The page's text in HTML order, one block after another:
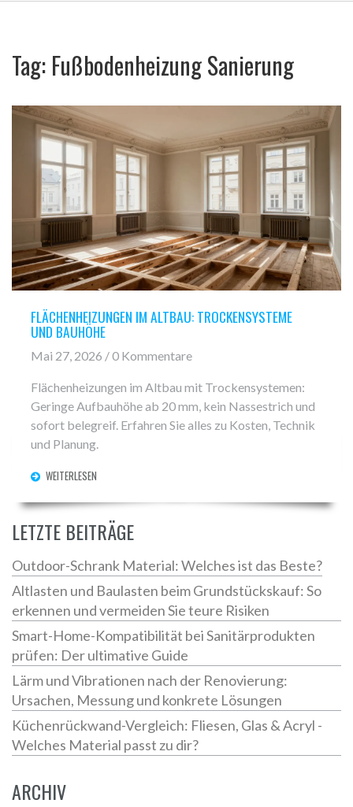
Tag: Fußbodenheizung Sanierung
FLÄCHENHEIZUNGEN IM ALTBAU: TROCKENSYSTEME
UND BAUHÖHE
Mai 27, 2026 / 0 Kommentare
Flächenheizungen im Altbau mit Trockensystemen:
Geringe Aufbauhöhe ab 20 mm, kein Nassestrich und
sofort belegreif. Erfahren Sie alles zu Kosten, Technik
und Planung.
WEITERLESEN
LETZTE BEITRÄGE
Outdoor-Schrank Material: Welches ist das Beste?
Altlasten und Baulasten beim Grundstückskauf: So
erkennen und vermeiden Sie teure Risiken
Smart-Home-Kompatibilität bei Sanitärprodukten
prüfen: Der ultimative Guide
Lärm und Vibrationen nach der Renovierung:
Ursachen, Messung und konkrete Lösungen
Küchenrückwand-Vergleich: Fliesen, Glas & Acryl -
Welches Material passt zu dir?
ARCHIV